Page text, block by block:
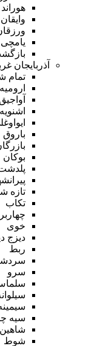
هوراند
وایقان
یامچی
آذربایجان
تمام
ارومیه
آواجیق
اشنویه
باروق
بوکان
تازه
تکاب
خوی
دیزج
ربط
سرو
سیه
شوط